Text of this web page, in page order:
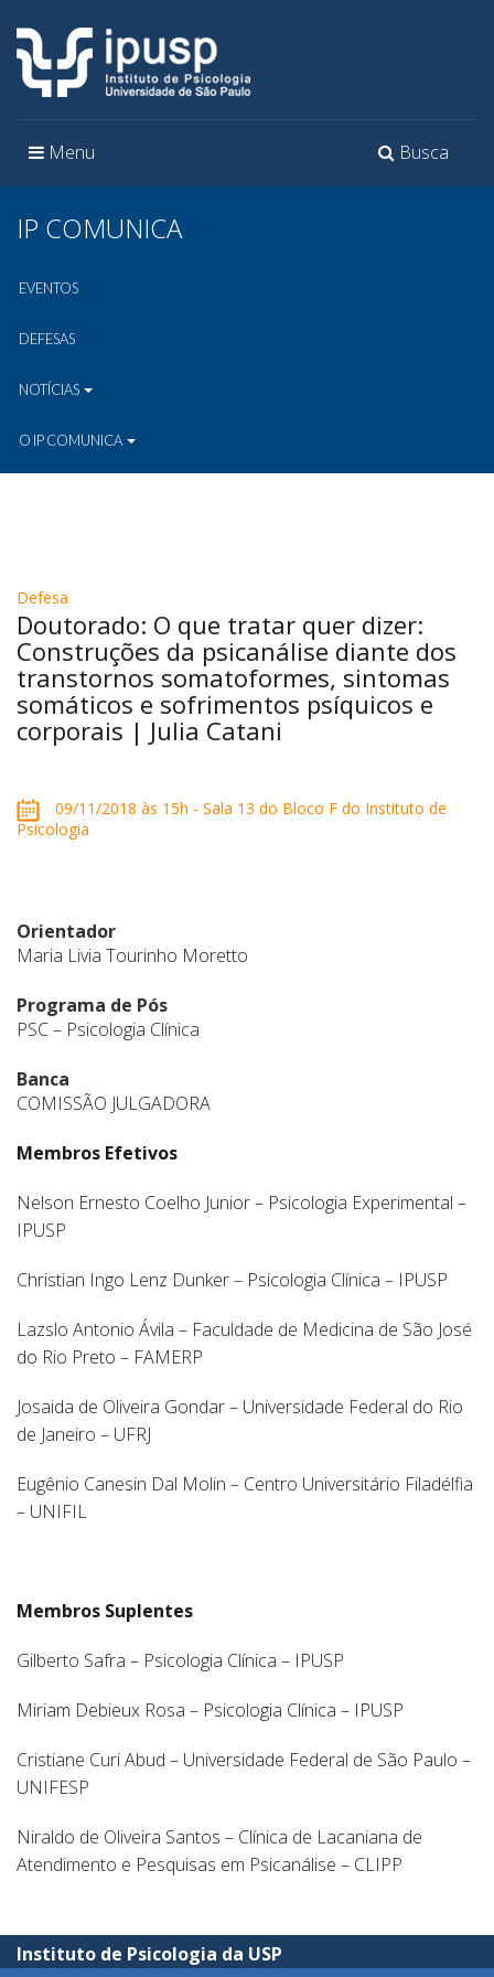
Toggle
Busca
Toggle
Menu
IP COMUNICA
EVENTOS
DEFESAS
NOTÍCIAS
O IP COMUNICA
Defesa
Doutorado: O que tratar quer dizer:
Construções da psicanálise diante dos
transtornos somatoformes, sintomas
somáticos e sofrimentos psíquicos e
corporais | Julia Catani
09/11/2018 às 15h - Sala 13 do Bloco F do Instituto de
Psicologia
Orientador
Maria Livia Tourinho Moretto
Programa de Pós
PSC – Psicologia Clínica
Banca
COMISSÃO JULGADORA
Membros Efetivos
Nelson Ernesto Coelho Junior – Psicologia Experimental –
IPUSP
Christian Ingo Lenz Dunker – Psicologia Clínica – IPUSP
Lazslo Antonio Ávila – Faculdade de Medicina de São José
do Rio Preto – FAMERP
Josaida de Oliveira Gondar – Universidade Federal do Rio
de Janeiro – UFRJ
Eugênio Canesin Dal Molin – Centro Universitário Filadélfia
– UNIFIL
Membros Suplentes
Gilberto Safra – Psicologia Clínica – IPUSP
Miriam Debieux Rosa – Psicologia Clínica – IPUSP
Cristiane Curi Abud – Universidade Federal de São Paulo –
UNIFESP
Niraldo de Oliveira Santos – Clínica de Lacaniana de
Atendimento e Pesquisas em Psicanálise – CLIPP
Instituto de Psicologia da USP